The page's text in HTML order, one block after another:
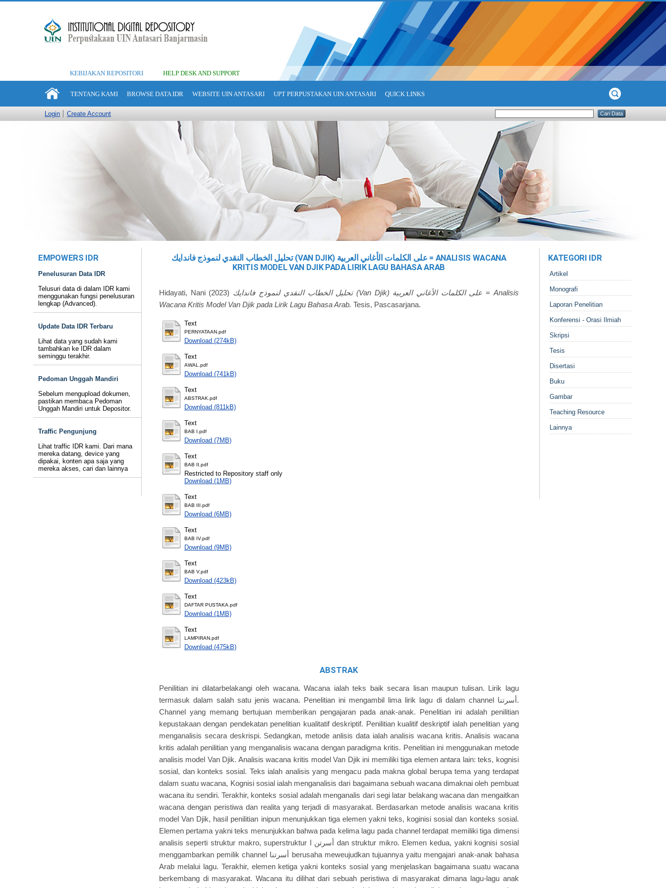
KEBIJAKAN REPOSITORI HELP DESK AND SUPPORT
TENTANG KAMI BROWSE DATA IDR WEBSITE UIN ANTASARI UPT PERPUSTAKAN UIN ANTASARI QUICK LINKS
Login Create Account
EMPOWERS IDR
Penelusuran Data IDR
Telusuri data di dalam IDR kami
menggunakan fungsi penelusuran
lengkap (Advanced).
Update Data IDR Terbaru
Lihat data yang sudah kami
tambahkan ke IDR dalam
seminggu terakhir.
Pedoman Unggah Mandiri
Sebelum mengupload dokumen,
pastikan membaca Pedoman
Unggah Mandiri untuk Depositor.
Traffic Pengunjung
Lihat traffic IDR kami. Dari mana
mereka datang, device yang
dipakai, konten apa saja yang
mereka akses, cari dan lainnya
تحليل الخطاب النقدي لنموذج فاندايك (VAN DJIK) على الكلمات الأغاني العربية = ANALISIS WACANA
KRITIS MODEL VAN DJIK PADA LIRIK LAGU BAHASA ARAB
Hidayati, Nani(2023) تحليل الخطاب النقدي لنموذج فاندايك (Van Djik) على الكلمات الأغاني العربية = Analisis
Wacana Kritis Model Van Djik pada Lirik Lagu Bahasa Arab. Tesis, Pascasarjana.
Text
PERNYATAAN.pdf
Download (274kB)
Text
AWAL.pdf
Download (741kB)
Text
ABSTRAK.pdf
Download (811kB)
Text
BAB I.pdf
Download (7MB)
Text
BAB II.pdf
Restricted to Repository staff only
Download (1MB)
Text
BAB III.pdf
Download (6MB)
Text
BAB IV.pdf
Download (9MB)
Text
BAB V.pdf
Download (423kB)
Text
DAFTAR PUSTAKA.pdf
Download (1MB)
Text
LAMPIRAN.pdf
Download (475kB)
ABSTRAK
Penilitian ini dilatarbelakangi oleh wacana. Wacana ialah teks baik secara lisan maupun tulisan. Lirik lagu
termasuk dalam salah satu jenis wacana. Penelitian ini mengambil lima lirik lagu di dalam channel أسرتنا.
Channel yang memang bertujuan memberikan pengajaran pada anak-anak. Penelitian ini adalah penilitian
kepustakaan dengan pendekatan penelitian kualitatif deskriptif. Penilitian kualitif deskriptif ialah penelitian yang
menganalisis secara deskrispi. Sedangkan, metode anlisis data ialah analisis wacana kritis. Analisis wacana
kritis adalah penilitian yang menganalisis wacana dengan paradigma kritis. Penelitian ini menggunakan metode
analisis model Van Djik. Analisis wacana kritis model Van Djik ini memiliki tiga elemen antara lain: teks, kognisi
sosial, dan konteks sosial. Teks ialah analisis yang mengacu pada makna global berupa tema yang terdapat
dalam suatu wacana, Kognisi sosial ialah menganalisis dari bagaimana sebuah wacana dimaknai oleh pembuat
wacana itu sendiri. Terakhir, konteks sosial adalah menganalis dari segi latar belakang wacana dan mengaitkan
wacana dengan peristiwa dan realita yang terjadi di masyarakat. Berdasarkan metode analisis wacana kritis
model Van Djik, hasil penilitian inipun menunjukkan tiga elemen yakni teks, koginisi sosial dan konteks sosial.
Elemen pertama yakni teks menunjukkan bahwa pada kelima lagu pada channel terdapat memiliki tiga dimensi
analisis seperti struktur makro, superstruktur أسرتن ا dan struktur mikro. Elemen kedua, yakni kognisi sosial
menggambarkan pemilik channel أسرتنا berusaha meweujudkan tujuannya yaitu mengajari anak-anak bahasa
Arab melalui lagu. Terakhir, elemen ketiga yakni konteks sosial yang menjelaskan bagaimana suatu wacana
berkembang di masyarakat. Wacana itu dilihat dari sebuah peristiwa di masyarakat dimana lagu-lagu anak
KATEGORI IDR
Artikel
Monografi
Laporan Penelitian
Konferensi - Orasi Ilmiah
Skripsi
Tesis
Disertasi
Buku
Gambar
Teaching Resource
Lainnya